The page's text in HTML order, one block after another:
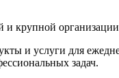
и крупной организации
и услуги для
задач.